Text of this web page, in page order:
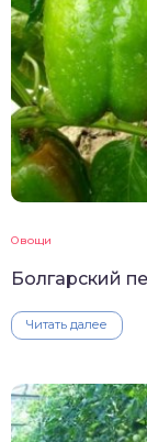
Овощи
Болгарский
Читать далее